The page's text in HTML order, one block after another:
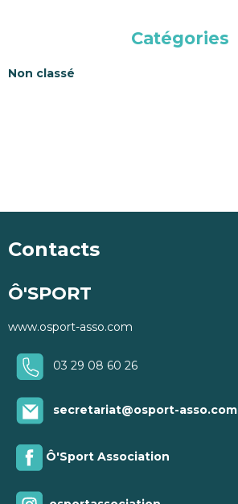
Catégories
Non classé
Contacts
Ô'SPORT
www.osport-asso.com
03 29 08 60 26
secretariat@osport-asso.com
Ô'Sport Association